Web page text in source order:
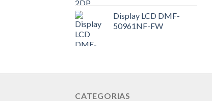
Display LCD DMF-
50961NF-FW
CATEGORIAS